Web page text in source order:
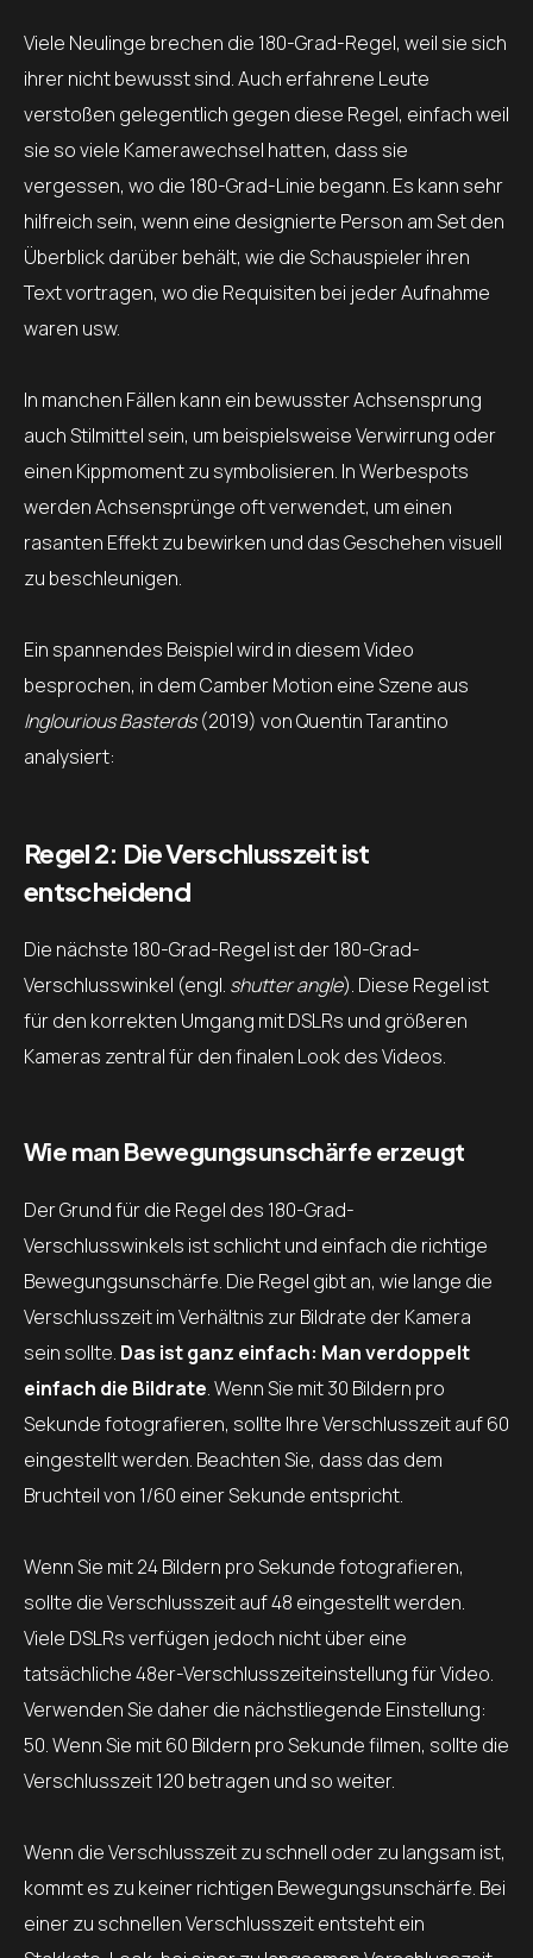
Viele Neulinge brechen die 180-Grad-Regel, weil sie sich
ihrer nicht bewusst sind. Auch erfahrene Leute
verstoßen gelegentlich gegen diese Regel, einfach weil
sie so viele Kamerawechsel hatten, dass sie
vergessen, wo die 180-Grad-Linie begann. Es kann sehr
hilfreich sein, wenn eine designierte Person am Set den
Überblick darüber behält, wie die Schauspieler ihren
Text vortragen, wo die Requisiten bei jeder Aufnahme
waren usw.
In manchen Fällen kann ein bewusster Achsensprung
auch Stilmittel sein, um beispielsweise Verwirrung oder
einen Kippmoment zu symbolisieren. In Werbespots
werden Achsensprünge oft verwendet, um einen
rasanten Effekt zu bewirken und das Geschehen visuell
zu beschleunigen.
Ein spannendes Beispiel wird in diesem Video
besprochen, in dem Camber Motion eine Szene aus
Inglourious Basterds(2019) von Quentin Tarantino
analysiert:
Regel 2: Die Verschlusszeit ist
entscheidend
Die nächste 180-Grad-Regel ist der 180-Grad-
Verschlusswinkel (engl. shutter angle). Diese Regel ist
für den korrekten Umgang mit DSLRs und größeren
Kameras zentral für den finalen Look des Videos.
Wie man Bewegungsunschärfe erzeugt
Der Grund für die Regel des 180-Grad-
Verschlusswinkels ist schlicht und einfach die richtige
Bewegungsunschärfe. Die Regel gibt an, wie lange die
Verschlusszeit im Verhältnis zur Bildrate der Kamera
sein sollte. Das ist ganz einfach: Man verdoppelt
einfach die Bildrate. Wenn Sie mit 30 Bildern pro
Sekunde fotografieren, sollte Ihre Verschlusszeit auf 60
eingestellt werden. Beachten Sie, dass das dem
Bruchteil von 1/60 einer Sekunde entspricht.
Wenn Sie mit 24 Bildern pro Sekunde fotografieren,
sollte die Verschlusszeit auf 48 eingestellt werden.
Viele DSLRs verfügen jedoch nicht über eine
tatsächliche 48er-Verschlusszeiteinstellung für Video.
Verwenden Sie daher die nächstliegende Einstellung:
50. Wenn Sie mit 60 Bildern pro Sekunde filmen, sollte die
Verschlusszeit 120 betragen und so weiter.
Wenn die Verschlusszeit zu schnell oder zu langsam ist,
kommt es zu keiner richtigen Bewegungsunschärfe. Bei
einer zu schnellen Verschlusszeit entsteht ein